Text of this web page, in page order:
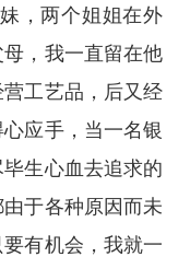
，两个姐姐在外
，我一直留在他
工艺品，后又经
应手，当一名银
生心血去追求的
于各种原因而未
有机会，我就一